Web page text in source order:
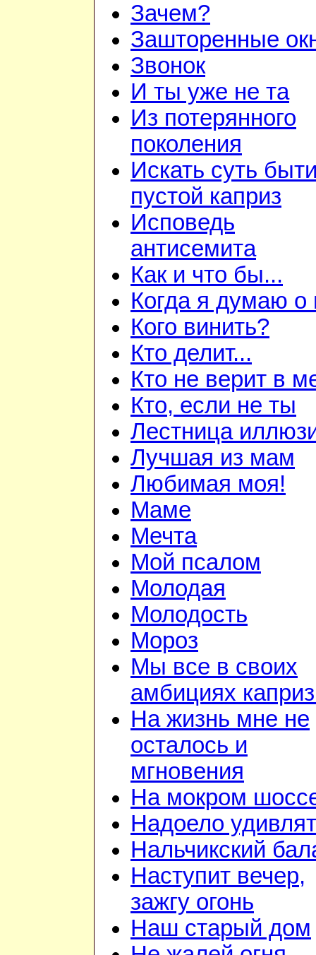
Зачем?
Зашторенные
Звонок
И ты уже не та
Из потерянного
поколения
Искать суть
пустой каприз
Исповедь
антисемита
Как и что бы...
Когда я думаю о
Кого винить?
Кто делит...
Кто не верит в
Кто, если не ты
Лестница
Лучшая из мам
Любимая моя!
Маме
Мечта
Мой псалом
Молодая
Молодость
Мороз
Мы все в своих
амбициях
На жизнь мне не
осталось и
мгновения
На мокром
Надоело
Нальчикский
Наступит вечер,
зажгу огонь
Наш старый дом